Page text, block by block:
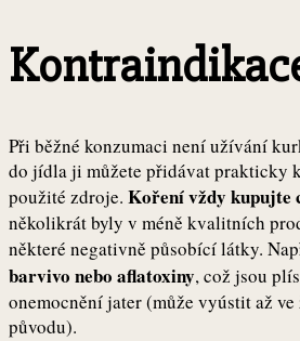
Při běžné konzumaci není užívání
do jídla ji můžete přidávat prakticky
použité zdroje. Koření vždy kupujte
několikrát byly v méně kvalitních
některé negativně působící látky.
barvivo nebo aflatoxiny, což jsou
onemocnění jater (může vyústit až
původu).